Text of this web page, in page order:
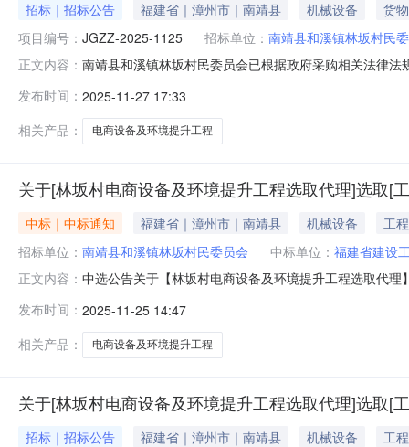
招标｜招标公告 福建省｜漳州市｜南靖县 机械设备
货物
项目编号： JGZZ-2025-1125 招标单位： 南靖县和溪镇林坂村民
正文内容： 南靖县和溪镇林坂村民委员会已根据政府采购相关法律
编号：/3.项目编号：JGZZ-2025-1125采购内容及要求
发布时间： 2025-11-27 17:33
相关产品：
电商设备及环境提升工程
关于[林坂村电商设备及环境提升工程选取代理]选取[
中标｜中标通知 福建省｜漳州市｜南靖县 机械设备
工程
招标单位： 南靖县和溪镇林坂村民委员会 中标单位： 福建省建设
正文内容： 中选公告关于【林坂村电商设备及环境提升工程选取代
招标代理项目预估造价（万元）：10万元预算服务金额
关标
发布时间： 2025-11-25 14:47
相关产品：
电商设备及环境提升工程
关于[林坂村电商设备及环境提升工程选取代理]选取[
招标｜招标公告 福建省｜漳州市｜南靖县 机械设备
工程